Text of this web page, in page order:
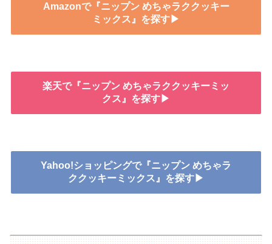
Amazonで『ニップン めちゃラククッキー
ミックス』を探す▶
楽天で『ニップン めちゃラククッキーミッ
クス』を探す▶
Yahoo!ショッピングで『ニップン めちゃラ
ククッキーミックス』を探す▶